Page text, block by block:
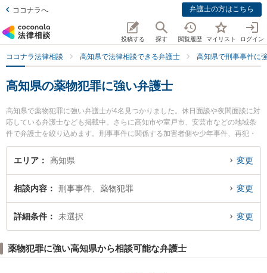
ココナラへ 弁護士の方はこちら
投稿する 探す 閲覧履歴 マイリスト ログイン
ココナラ法律相談 高知県で法律相談できる弁護士 高知県で刑事事件に
高知県の薬物犯罪に強い弁護士
高知県で薬物犯罪に強い弁護士が4名見つかりました。休日面談や夜間面談に対
応している弁護士なども掲載中。さらに高知市や室戸市、安芸市などの地域条
件で弁護士を絞り込めます。刑事事件に関係する加害者側や少年事件、再犯・
前科あり等の細かな分野での絞り込み検索もでき便利です。特にやいろ法律事
務所の市川 耕士弁護士や御座法律事務所の久保 宜弘弁護士、高知ロイヤルオー
今すぐに弁護士に相談したい』『薬物犯罪のトラブル解決の実績豊富な近くの
弁護士を検索したい』『初回相談無料で薬物犯罪を法律相談できる高知県内の
弁護士に相談予約したい』などでお困りの相談者さんにおすすめです。
エリア 高知県 変更
相談内容 刑事事件、薬物犯罪 変更
詳細条件 未選択 変更
薬物犯罪に強い高知県から相談可能な弁護士